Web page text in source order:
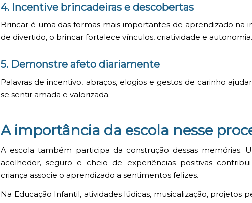
4. Incentive brincadeiras e descobertas
Brincar é uma das formas mais importantes de aprendizado na
de divertido, o brincar fortalece vínculos, criatividade e autonomia.
5. Demonstre afeto diariamente
Palavras de incentivo, abraços, elogios e gestos de carinho
se sentir amada e valorizada.
A importância da escola nesse
A escola também participa da construção dessas memórias.
acolhedor, seguro e cheio de experiências positivas
criança associe o aprendizado a sentimentos felizes.
Na Educação Infantil, atividades lúdicas, musicalização, projetos